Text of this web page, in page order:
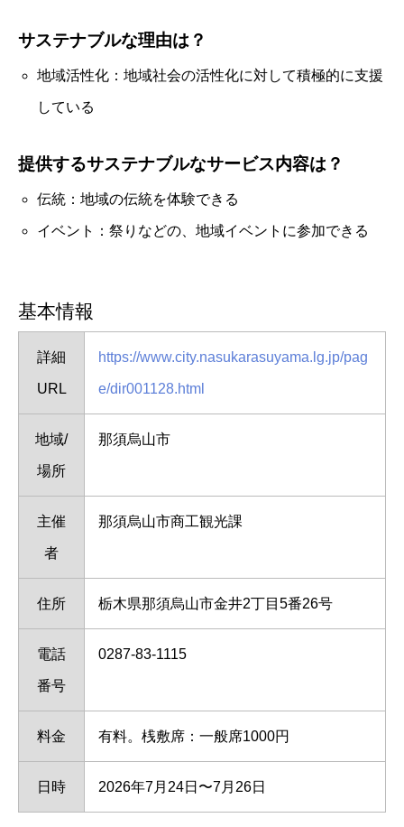
サステナブルな理由は？
地域活性化：地域社会の活性化に対して積極的に支援
している
提供するサステナブルなサービス内容は？
伝統：地域の伝統を体験できる
イベント：祭りなどの、地域イベントに参加できる
基本情報
詳細
URL
https://www.city.nasukarasuyama.lg.jp/pag
e/dir001128.html
地域/
場所
那須烏山市
主催
者
那須烏山市商工観光課
住所 栃木県那須烏山市金井2丁目5番26号
電話
番号
0287-83-1115
料金 有料。桟敷席：一般席1000円
日時 2026年7月24日〜7月26日